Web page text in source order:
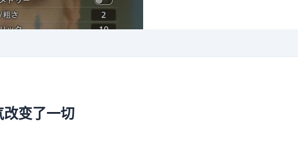
变了一切